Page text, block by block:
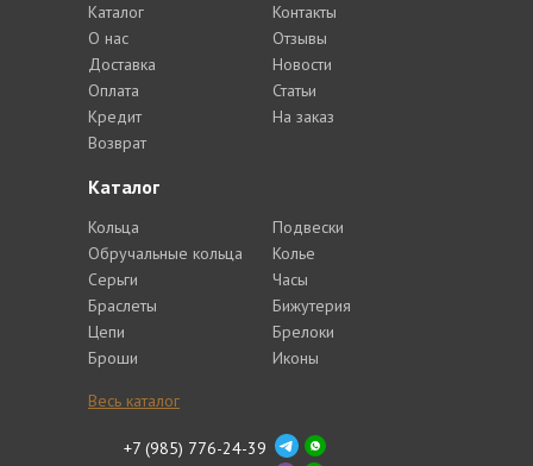
Каталог
Кольца
Обручальные кольца
Серьги
Браслеты
Цепи
Броши
Подвески
Колье
Часы
Бижутерия
Брелоки
Иконы
Весь каталог
Каталог
О нас
Доставка
Оплата
Кредит
Возврат
Контакты
Отзывы
Новости
Статьи
На заказ
+7 (985) 776-24-39